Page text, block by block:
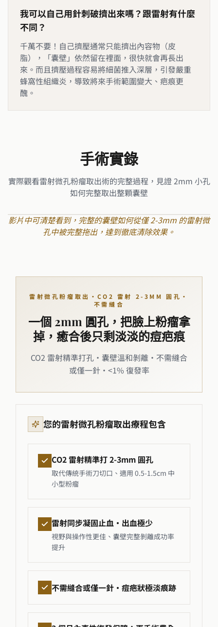
我可以自己用針刺破擠出來嗎？跟雷射有什麼
不同？
千萬不要！自己擠壓通常只能擠出內容物（皮
脂），「囊壁」依然留在裡面，很快就會再長出
來。而且擠壓過程容易將細菌推入深層，引發嚴重
蜂窩性組織炎，導致將來手術範圍變大、疤痕更
醜。
手術實錄
實際觀看雷射微孔粉瘤取出術的完整過程，見證 2mm 小孔
如何完整取出整顆囊壁
影片中可清楚看到，完整的囊壁如何從僅 2-3mm 的雷射微
孔中被完整拖出，達到徹底清除效果。
雷射微孔粉瘤取出・CO2 雷射 2-3MM 圓孔・
不需縫合
一個 2mm 圓孔，把臉上粉瘤拿
掉，癒合後只剩淡淡的痘疤痕
CO2 雷射精準打孔・囊壁溫和剝離・不需縫合
或僅一針・<1% 復發率
您的雷射微孔粉瘤取出療程包含
CO2 雷射精準打 2-3mm 圓孔
取代傳統手術刀切口、適用 0.5-1.5cm 中
小型粉瘤
雷射同步凝固止血・出血極少
視野與操作性更佳、囊壁完整剝離成功率
提升
不需縫合或僅一針・痘疤狀極淡痕跡